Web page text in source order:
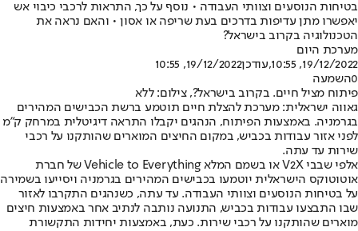
בטיחות הנוסעים וצוותי העבודה • נוסף על כך, התראות לרכבי כיבוי אש
יאפשרו מתן עדיפות בדרכים בעת שריפה או אסון • והאם נראה את
הטכנולוגיה בקרוב בישראל?
מערכת היום
19/12/2022, 10:55
,עודכן19/12/2022, 10:55
0השמעה
פיתוח מציל חיים. בקרוב בישראל?, צילום: ללא
גאווה ישראלית: מערכת להצלת חיים תוטמע ברשת הכבישים המהירים
בגרמניה. באמצעות הפיתוח, הנהגים יקבלו התראה דיגיטלית במרחק ק"מ
לפני אזור עבודות בכביש, במקום החיצים המוארים שהותקנו על רכבי
שירות עד עתה.
אלפי שבבי V2X או בשמם המלא Vehicle to Everything של חברת
אוטוטוקס הישראלית יוטמעו בכבישים המהירים בגרמניה ויסייעו בשמירה
על בטיחות הנוסעים וצוותי העבודה. עד עתה, כשנהגים התקרבו לאזור
שבו התבצעו עבודות בכביש, התנועה נותבה לנתיב אחר באמצעות חיצים
מוארים שהותקנו על רכבי שירות. כעת, באמצעות יחידות התקשורת